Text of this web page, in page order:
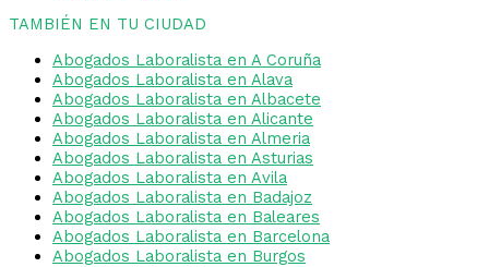
TAMBIÉN EN TU CIUDAD
Abogados Laboralista en A Coruña
Abogados Laboralista en Alava
Abogados Laboralista en Albacete
Abogados Laboralista en Alicante
Abogados Laboralista en Almeria
Abogados Laboralista en Asturias
Abogados Laboralista en Avila
Abogados Laboralista en Badajoz
Abogados Laboralista en Baleares
Abogados Laboralista en Barcelona
Abogados Laboralista en Burgos